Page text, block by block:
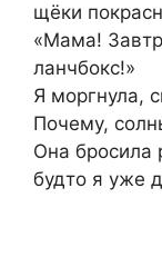
щёки
«Мама!
ланчбокс!»
Я моргнула,
Почему,
Она бросила
будто я уже